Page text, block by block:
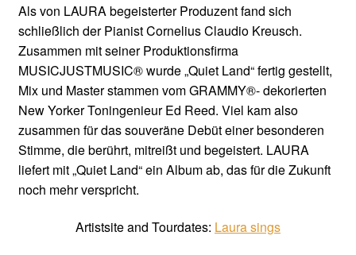
Als von LAURA begeisterter Produzent fand sich
schließlich der Pianist Cornelius Claudio Kreusch.
Zusammen mit seiner Produktionsfirma
MUSICJUSTMUSIC® wurde „Quiet Land“ fertig gestellt,
Mix und Master stammen vom GRAMMY®- dekorierten
New Yorker Toningenieur Ed Reed. Viel kam also
zusammen für das souveräne Debüt einer besonderen
Stimme, die berührt, mitreißt und begeistert. LAURA
liefert mit „Quiet Land“ ein Album ab, das für die Zukunft
noch mehr verspricht.
Artistsite and Tourdates: Laura sings